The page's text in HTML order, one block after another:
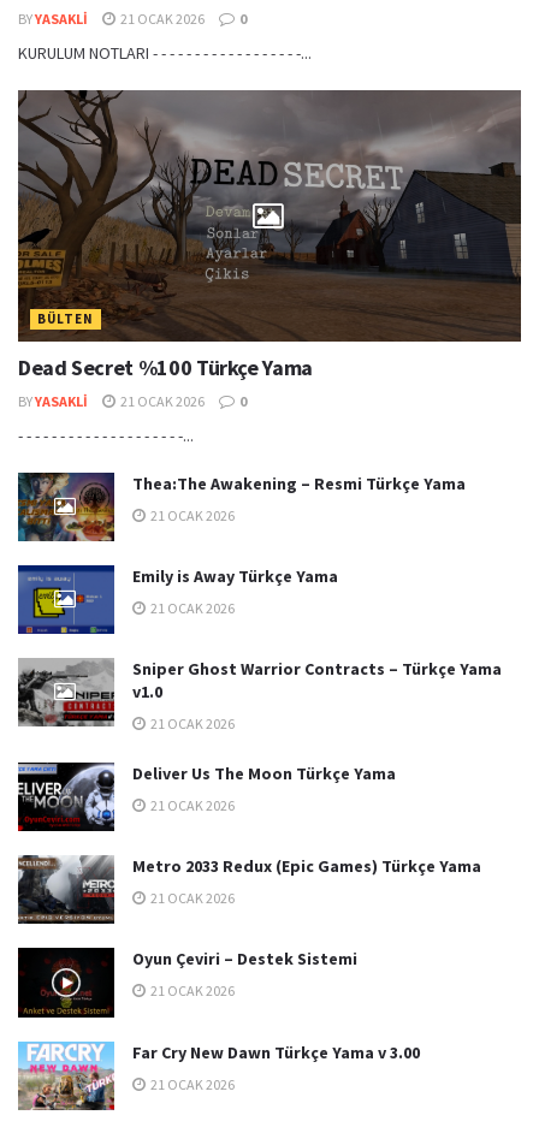
BYYASAKLI 21 OCAK 2026 0
KURULUM NOTLARI - - - - - - - - - - - - - - - - - -...
BÜLTEN
Dead Secret %100 Türkçe Yama
BYYASAKLI 21 OCAK 2026 0
- - - - - - - - - - - - - - - - - - - -...
Thea:The Awakening – Resmi Türkçe Yama
21 OCAK 2026
Emily is Away Türkçe Yama
21 OCAK 2026
Sniper Ghost Warrior Contracts – Türkçe Yama
v1.0
21 OCAK 2026
Deliver Us The Moon Türkçe Yama
21 OCAK 2026
Metro 2033 Redux (Epic Games) Türkçe Yama
21 OCAK 2026
Oyun Çeviri – Destek Sistemi
21 OCAK 2026
Far Cry New Dawn Türkçe Yama v 3.00
21 OCAK 2026